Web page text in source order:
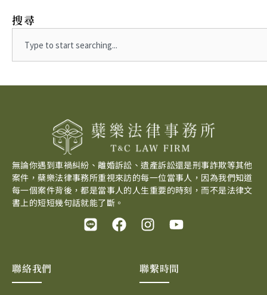
搜尋
無論你遇到車禍糾紛、離婚訴訟、遺產訴訟還是刑事詐欺等其他
案件，蘗樂法律事務所重視來訪的每一位當事人，因為我們知道
每一個案件背後，都是當事人的人生重要的時刻，而不是法律文
書上的短短幾句話就能了斷。
L
F
I
t
a
Y
t
聯繫時間
聯絡我們